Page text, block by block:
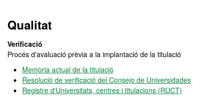
Qualitat
Verificació
Procés d'avaluació prèvia a la implantació de la titulació
Memòria actual de la titulació
Resolució de verificació del Consejo de Universidades
Registre d'Universitats, centres i titulacions (RUCT)